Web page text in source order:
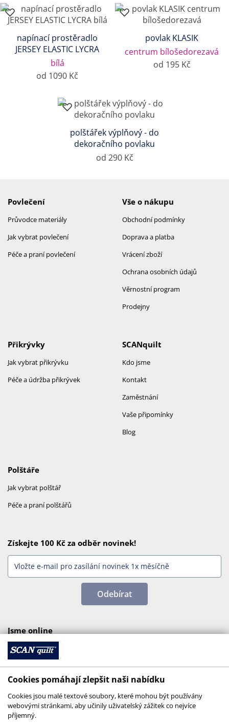
napínací prostěradlo
JERSEY ELASTIC LYCRA
bílá
od 1090 Kč
povlak KLASIK
centrum bílošedorezavá
od 195 Kč
polštářek výplňový - do
dekoračního povlaku
od 290 Kč
Povlečení
Průvodce materiály
Jak vybrat povlečení
Péče a praní povlečení
Vše o nákupu
Obchodní podmínky
Doprava a platba
Vrácení zboží
Ochrana osobních údajů
Věrnostní program
Prodejny
SCANquilt
Kdo jsme
Kontakt
Zaměstnání
Vaše připomínky
Blog
Přikrývky
Jak vybrat přikrývku
Péče a údržba přikrývek
Polštáře
Jak vybrat polštář
Péče a praní polštářů
Získejte 100 Kč za odběr novinek!
Odebírat
Jsme online
Cookies pomáhají zlepšit naši nabídku
Cookies jsou malé textové soubory, které mohou být používány
webovými stránkami, aby učinily uživatelský zážitek co nejvíce
příjemný.